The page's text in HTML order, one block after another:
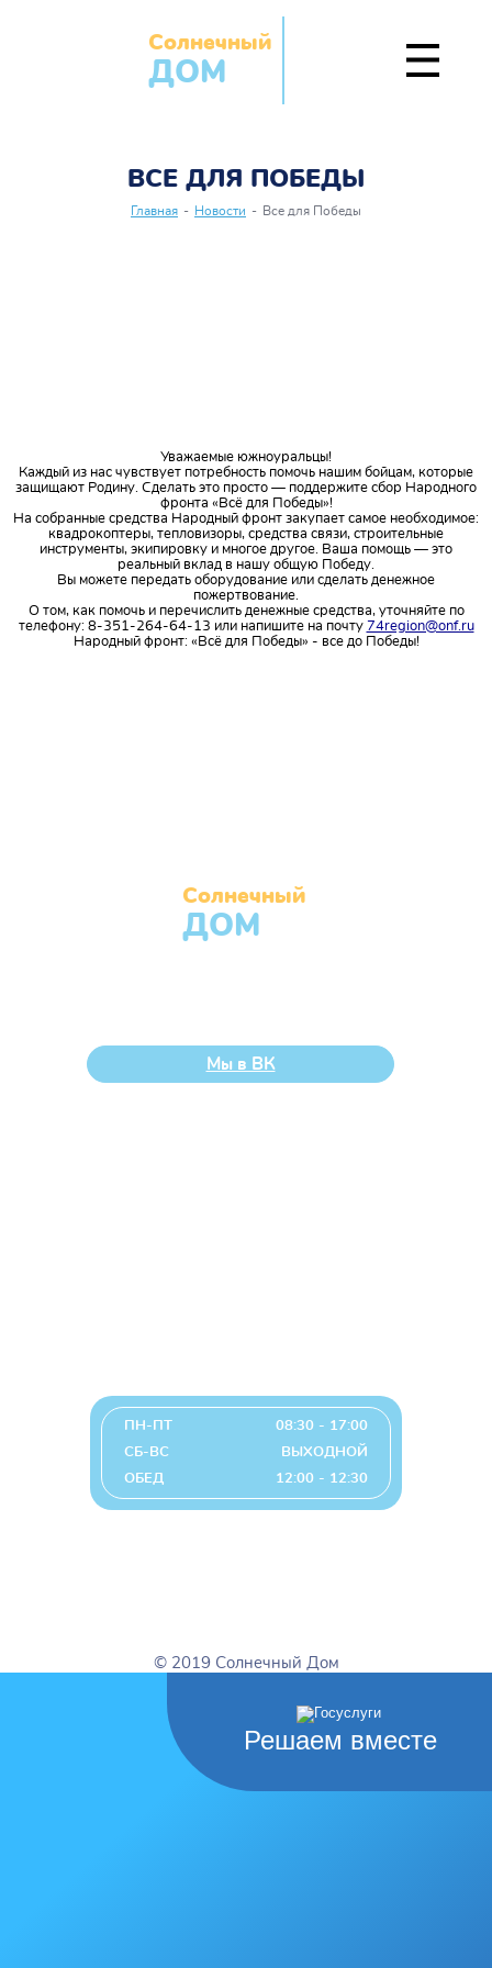
Солнечный
ДОМ
ВСЕ ДЛЯ ПОБЕДЫ
Главная - Новости - Все для Победы
Уважаемые южноуральцы!
Каждый из нас чувствует потребность помочь нашим бойцам, которые
защищают Родину. Сделать это просто — поддержите сбор Народного
фронта «Всё для Победы»!
На собранные средства Народный фронт закупает самое необходимое:
квадрокоптеры, тепловизоры, средства связи, строительные
инструменты, экипировку и многое другое. Ваша помощь — это
реальный вклад в нашу общую Победу.
Вы можете передать оборудование или сделать денежное
пожертвование.
О том, как помочь и перечислить денежные средства, уточняйте по
телефону: 8-351-264-64-13 или напишите на почту 74region@onf.ru
Народный фронт: «Всё для Победы» - все до Победы!
Солнечный
ДОМ
Мы в ВК
ПН-ПТ
08:30 - 17:00
СБ-ВС
ВЫХОДНОЙ
ОБЕД
12:00 - 12:30
© 2019 Солнечный Дом
Решаем вместе